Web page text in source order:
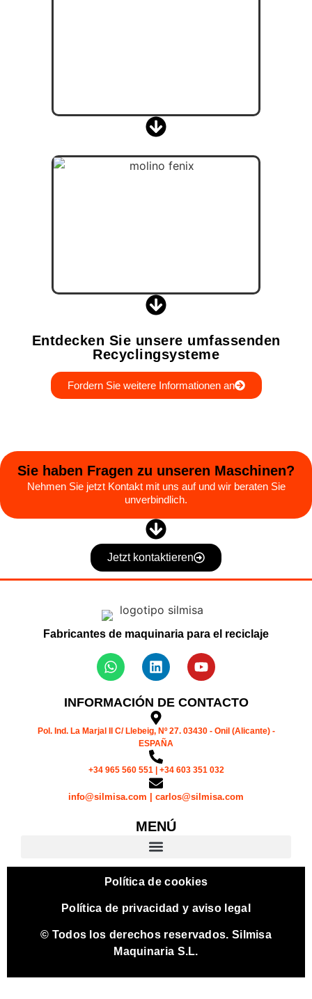
Entdecken Sie unsere umfassenden
Recyclingsysteme
Fordern Sie weitere Informationen an
Sie haben Fragen zu unseren Maschinen?
Nehmen Sie jetzt Kontakt mit uns auf und wir beraten Sie
unverbindlich.
Jetzt kontaktieren
Fabricantes de maquinaria para el reciclaje
INFORMACIÓN DE CONTACTO
Pol. Ind. La Marjal II C/ Llebeig, Nº 27. 03430 - Onil (Alicante) -
ESPAÑA
+34 965 560 551 | +34 603 351 032
info@silmisa.com | carlos@silmisa.com
MENÚ
Política de cookies
Política de privacidad y aviso legal
© Todos los derechos reservados. Silmisa
Maquinaria S.L.